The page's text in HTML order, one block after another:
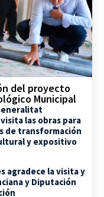
del proyecto
Municipal
las obras para
de transformación
y expositivo
agradece la visita y
y Diputación